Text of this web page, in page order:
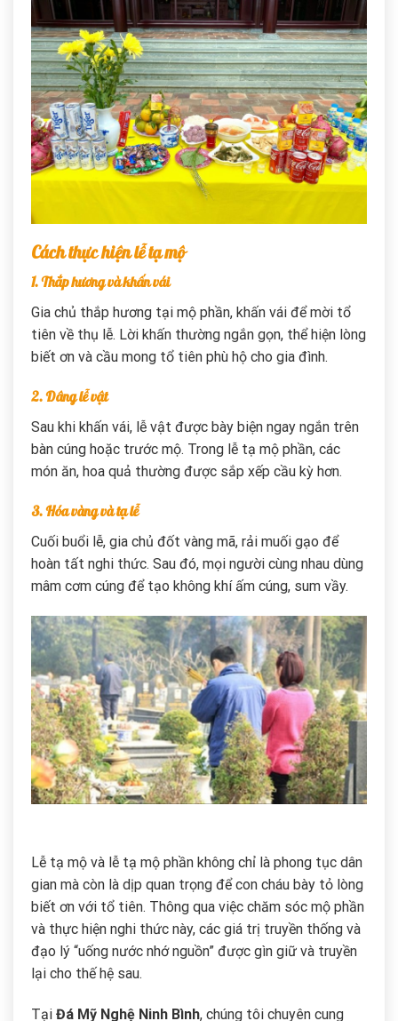
Cách thực hiện lễ tạ mộ
1. Thắp hương và khấn vái
Gia chủ thắp hương tại mộ phần, khấn vái để mời tổ
tiên về thụ lễ. Lời khấn thường ngắn gọn, thể hiện lòng
biết ơn và cầu mong tổ tiên phù hộ cho gia đình.
2. Dâng lễ vật
Sau khi khấn vái, lễ vật được bày biện ngay ngắn trên
bàn cúng hoặc trước mộ. Trong lễ tạ mộ phần, các
món ăn, hoa quả thường được sắp xếp cầu kỳ hơn.
3. Hóa vàng và tạ lễ
Cuối buổi lễ, gia chủ đốt vàng mã, rải muối gạo để
hoàn tất nghi thức. Sau đó, mọi người cùng nhau dùng
mâm cơm cúng để tạo không khí ấm cúng, sum vầy.
Lễ tạ mộ và lễ tạ mộ phần không chỉ là phong tục dân
gian mà còn là dịp quan trọng để con cháu bày tỏ lòng
biết ơn với tổ tiên. Thông qua việc chăm sóc mộ phần
và thực hiện nghi thức này, các giá trị truyền thống và
đạo lý “uống nước nhớ nguồn” được gìn giữ và truyền
lại cho thế hệ sau.
Tại Đá Mỹ Nghệ Ninh Bình, chúng tôi chuyên cung